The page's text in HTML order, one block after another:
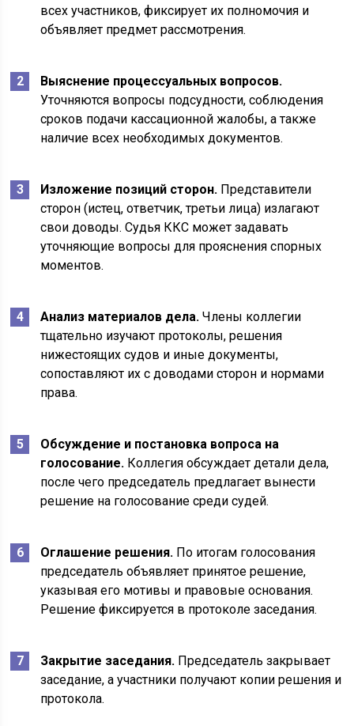
всех участников, фиксирует их полномочия и
объявляет предмет рассмотрения.
Выяснение процессуальных вопросов.
Уточняются вопросы подсудности, соблюдения
сроков подачи кассационной жалобы, а также
наличие всех необходимых документов.
Изложение позиций сторон. Представители
сторон (истец, ответчик, третьи лица) излагают
свои доводы. Судья ККС может задавать
уточняющие вопросы для прояснения спорных
моментов.
Анализ материалов дела. Члены коллегии
тщательно изучают протоколы, решения
нижестоящих судов и иные документы,
сопоставляют их с доводами сторон и нормами
права.
Обсуждение и постановка вопроса на
голосование. Коллегия обсуждает детали дела,
после чего председатель предлагает вынести
решение на голосование среди судей.
Оглашение решения. По итогам голосования
председатель объявляет принятое решение,
указывая его мотивы и правовые основания.
Решение фиксируется в протоколе заседания.
Закрытие заседания. Председатель закрывает
заседание, а участники получают копии решения и
протокола.